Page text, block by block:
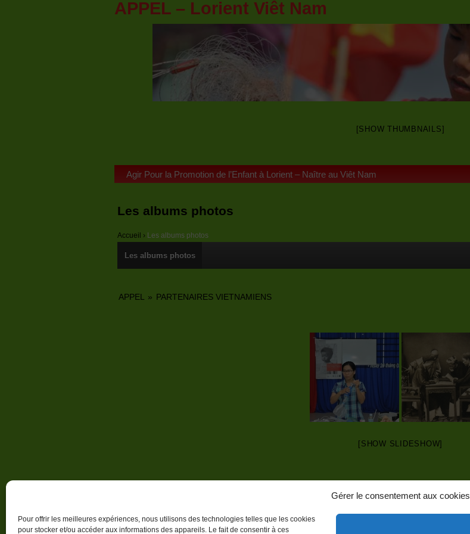
Gérer le consentement aux cookies
Pour offrir les meilleures expériences, nous utilisons des technologies telles que les cookies
pour stocker et/ou accéder aux informations des appareils. Le fait de consentir à ces
[SHOW THUMBNAILS]
APPEL – Lorient Viêt Nam
Agir Pour la Promotion de l’Enfant à Lorient – Naître au Viêt Nam
Les albums photos
Accueil › Les albums photos
Les albums photos
APPEL » PARTENAIRES VIETNAMIENS
[SHOW SLIDESHOW]
Politique de confidentialité
Faire un don Politique de cookies (UE)